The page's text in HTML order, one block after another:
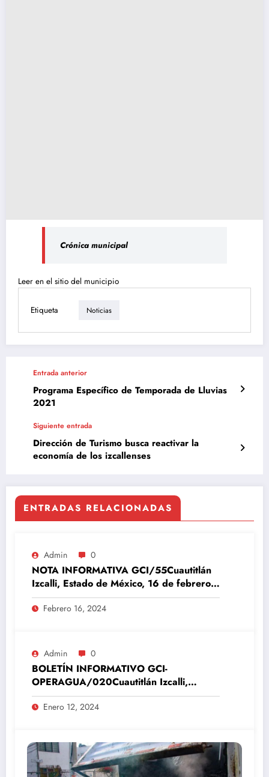
Crónica municipal
Leer en el sitio del municipio
Etiqueta Noticias
Entrada anterior
Programa Específico de Temporada de Lluvias
2021
Siguiente entrada
Dirección de Turismo busca reactivar la
economía de los izcallenses
ENTRADAS RELACIONADAS
Admin 0
NOTA INFORMATIVA GCI/55Cuautitlán
Izcalli, Estado de México, 16 de febrero
del 2024
Febrero 16, 2024
Admin 0
BOLETÍN INFORMATIVO GCI-
OPERAGUA/020Cuautitlán Izcalli,
Estado de México, 12 de enero del 2024
Enero 12, 2024